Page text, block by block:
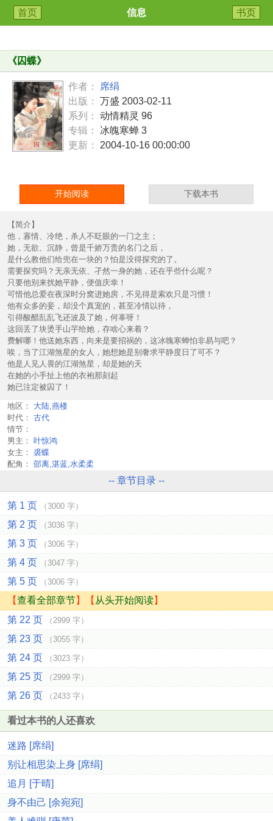
首页 信息 书页
《囚蝶》
作者：
席绢
出版：
万盛 2003-02-11
系列：
动情精灵 96
专辑：
冰魄寒蝉 3
更新：
2004-10-16 00:00:00
开始阅读 下载本书
【简介】
他，寡情、冷绝，杀人不眨眼的一门之主；
她，无欲、沉静，曾是千娇万贵的名门之后，
是什么教他们给兜在一块的？怕是没得探究的了。
需要探究吗？无亲无依、孑然一身的她，还在乎些什么呢？
只要他别来扰她平静，便值庆幸！
可惜他总爱在夜深时分窝进她房，不见得是索欢只是习惯！
他有众多的妾，却没个真宠的，甚至冷情以待，
引得酸醋乱乱飞还波及了她，何辜呀！
这回丢了块烫手山芋给她，存啥心来着？
费解哪！他送她东西，向来是要招祸的，这冰魄寒蝉怕非易与吧？
唉，当了江湖煞星的女人，她想她是别奢求平静度日了可不？
他是人见人畏的江湖煞星，却是她的天
在她的小手扯上他的衣袍那刻起
她已注定被囚了！
地区：
大陆,燕楼
时代： 古代
情节：
男主： 叶惊鸿
女主： 裘蝶
配角： 邵离,湛蓝,水柔柔
-- 章节目录 --
第 1 页 （3000 字）
第 2 页 （3036 字）
第 3 页 （3006 字）
第 4 页 （3047 字）
第 5 页 （3006 字）
【查看全部章节】【 从头开始阅读】
第 22 页
（2999 字）
第 23 页 （3055 字）
第 24 页 （3023 字）
第 25 页 （2999 字）
第 26 页 （2433 字）
看过本书的人还喜欢
迷路 [席绢]
别让相思染上身 [席绢]
追月 [于晴]
身不由己 [余宛宛]